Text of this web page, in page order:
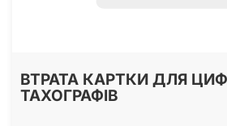
ВТРАТА КАРТКИ ДЛЯ
ТАХОГРАФІВ